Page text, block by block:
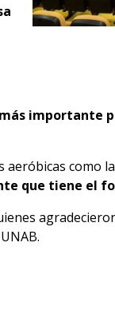
importante
aeróbicas como
que tiene el